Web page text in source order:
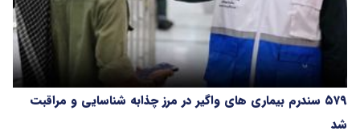
۵۷۹ سندرم بیماری های واگیر در مرز چذابه شناسایی و مراقبت
شد